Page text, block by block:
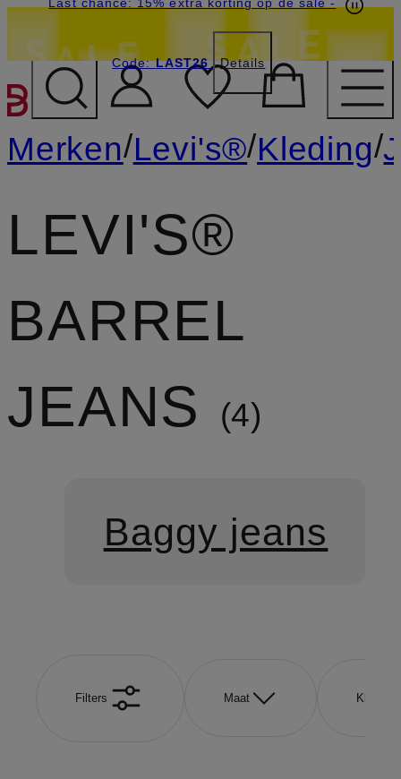
GA NAAR
Code:LAST26 Details
Merken/Levi's®/Kleding/
LEVI'S®
BARREL
JEANS
4
Baggy jeans
Filters Maat Kleur